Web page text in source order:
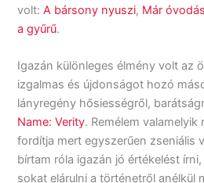
volt: A bársony nyuszi, Már
a gyűrű.
Igazán különleges élmény volt az
izgalmas és újdonságot hozó
lányregény hősiességről,
Name: Verity. Remélem
fordítja mert egyszerűen zseniális
bírtam róla igazán jó értékelést
sokat elárulni a történetről anélkül